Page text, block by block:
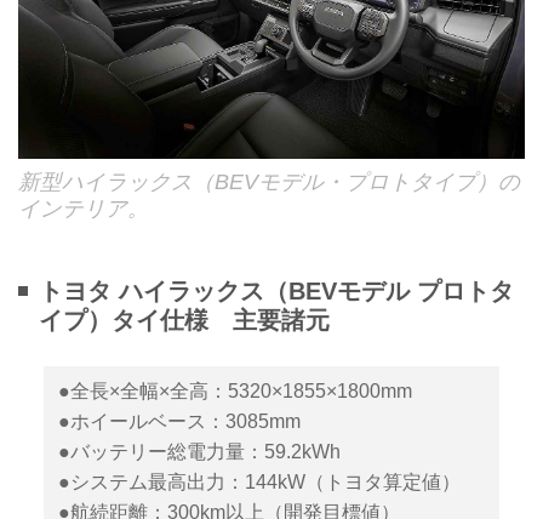
新型ハイラックス（BEVモデル・プロトタイプ）の
インテリア。
トヨタ ハイラックス（BEVモデル プロトタ
イプ）タイ仕様 主要諸元
●全長×全幅×全高：5320×1855×1800mm
●ホイールベース：3085mm
●バッテリー総電力量：59.2kWh
●システム最高出力：144kW（トヨタ算定値）
●航続距離：300km以上（開発目標値）